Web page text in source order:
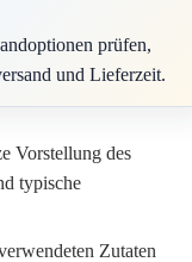
prüfen,
und Lieferzeit.
Vorstellung des
typische
Zutaten